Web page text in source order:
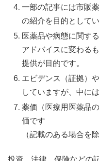
一部の記事には市販
の紹介を目的としてい
医薬品や病態に関す
アドバイスに変わる
提供が目的です。
エビデンス（証拠）
していますが、中に
薬価（医療用医薬品
価です
（記載のある場合を除
投資、法律、保険などの